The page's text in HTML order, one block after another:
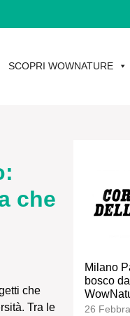
SCOPRI WOWNATURE
che
che
Tra le
Milano
bosco
26